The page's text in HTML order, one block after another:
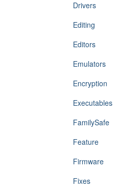
Drivers
Editing
Editors
Emulators
Encryption
Executables
FamilySafe
Feature
Firmware
Fixes